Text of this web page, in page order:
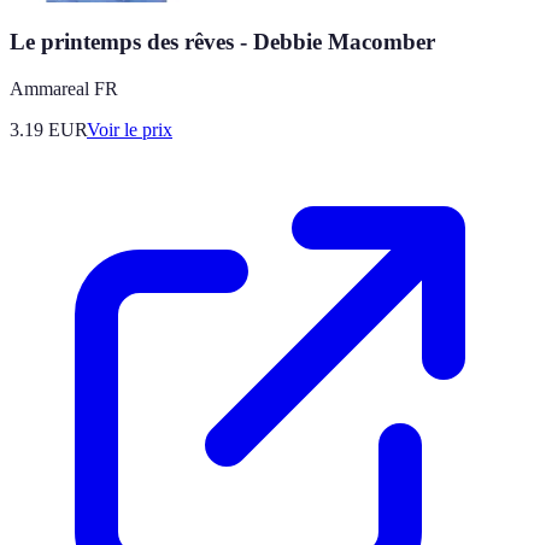
Le printemps des rêves - Debbie Macomber
Ammareal FR
3.19 EURVoir le prix